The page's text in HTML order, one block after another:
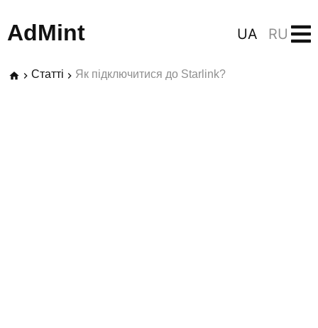
AdMint UA RU
Статті Як підключитися до Starlink?